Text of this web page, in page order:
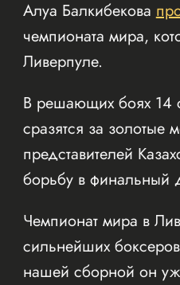
Алуа Балкибекова
чемпионата мира,
Ливерпуле.
В решающих боях 14
сразятся за золотые
представителей
борьбу в финальный
Чемпионат мира в
сильнейших
нашей сборной он